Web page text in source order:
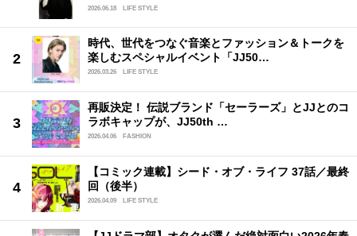
2026.06.18
LIFE STYLE
時代、世代をつなぐ音楽とファッション＆トークを
楽しむスペシャルイベント「JJ50…
2026.03.26 LIFE STYLE
再販決定！ 伝説ブランド「セーラーズ」とJJとのコ
ラボキャップが、JJ50th …
2026.04.06 FASHION
【コミック連載】シード・オブ・ライフ 37話／最終
回（後半）
2026.04.09 LIFE STYLE